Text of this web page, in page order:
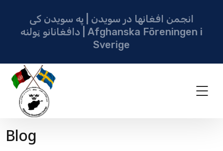
انجمن افغانها در سویدن | په سویدن کی
دافغانانو ټولنه | Afghanska Föreningen i
Sverige
Blog